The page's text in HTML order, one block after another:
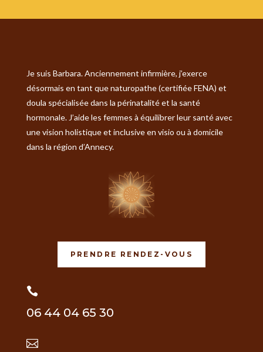
Je suis Barbara. Anciennement infirmière, j’exerce
désormais en tant que naturopathe (certifiée FENA) et
doula spécialisée dans la périnatalité et la santé
hormonale. J’aide les femmes à équilibrer leur santé avec
une vision holistique et inclusive en visio ou à domicile
dans la région d’Annecy.
PRENDRE RENDEZ-VOUS

06 44 04 65 30
